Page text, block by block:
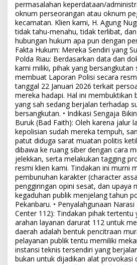
permasalahan keperdataan/
oknum perseorangan atau oknum
kecamatan. Klien kami, H. Agung
tidak tahu-menahu, tidak terlibat,
hubungan hukum apa pun dengan
Fakta Hukum: Mereka Sendiri yang
Polda Riau: Berdasarkan data dan
kami miliki, pihak yang bersangkutan
membuat Laporan Polisi secara
tanggal 22 Januari 2026 terkait
mereka hadapi. Hal ini membuktikan
yang sah sedang berjalan terhadap
bersangkutan. • Indikasi Sengaja
Buruk (Bad Faith): Oleh karena jalur
kepolisian sudah mereka tempuh,
patut diduga sarat muatan politis
dibawa ke ruang siber dengan cara
jelekkan, serta melakukan tagging
resmi klien kami. Tindakan ini murni
pembunuhan karakter (character
penggiringan opini sesat, dan upaya
kegaduhan publik menjelang tahun
Pekanbaru. • Penyalahgunaan
Center 112): Tindakan pihak tertentu
arahan layanan darurat 112 untuk
daerah adalah bentuk pencitraan
pelayanan publik tentu memiliki
instansi teknis tersendiri yang
bukan untuk dijadikan alat provokasi